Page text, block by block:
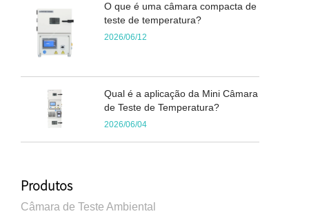
O que é uma câmara compacta de
teste de temperatura?
2026/06/12
Qual é a aplicação da Mini Câmara
de Teste de Temperatura?
2026/06/04
Produtos
Câmara de Teste Ambiental